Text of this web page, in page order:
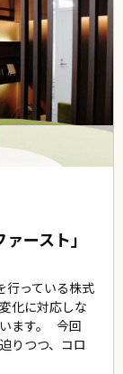
ースト」
行っている株式
化に対応しな
ます。 今回
りつつ、コロ